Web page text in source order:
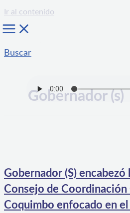
Ir al contenido
Buscar
Gobernador (s)
Gobernador (S) encabezó
Consejo de Coordinación
Coquimbo enfocado en